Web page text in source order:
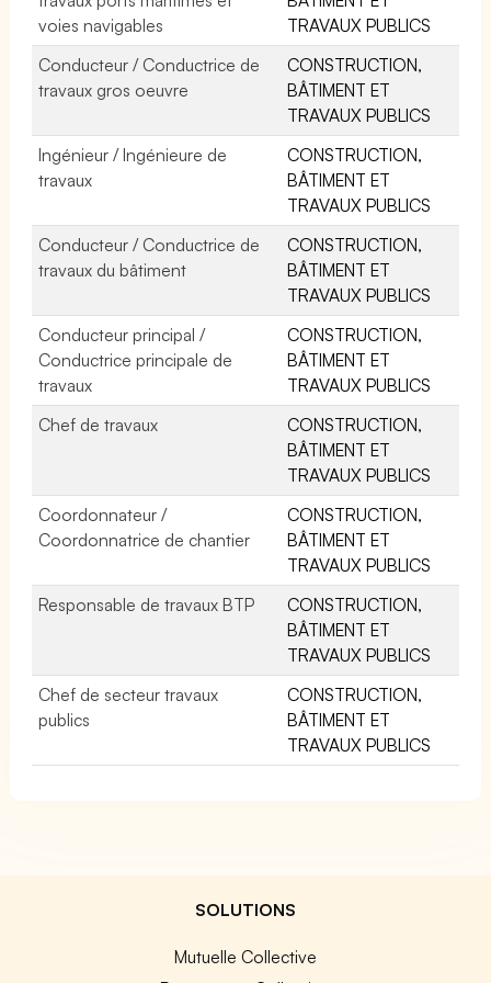
voies navigables
TRAVAUX PUBLICS
Conducteur / Conductrice de
travaux gros oeuvre
CONSTRUCTION,
BÂTIMENT ET
TRAVAUX PUBLICS
Ingénieur / Ingénieure de
travaux
CONSTRUCTION,
BÂTIMENT ET
TRAVAUX PUBLICS
Conducteur / Conductrice de
travaux du bâtiment
CONSTRUCTION,
BÂTIMENT ET
TRAVAUX PUBLICS
Conducteur principal /
Conductrice principale de
travaux
CONSTRUCTION,
BÂTIMENT ET
TRAVAUX PUBLICS
Chef de travaux
CONSTRUCTION,
BÂTIMENT ET
TRAVAUX PUBLICS
Coordonnateur /
Coordonnatrice de chantier
CONSTRUCTION,
BÂTIMENT ET
TRAVAUX PUBLICS
Responsable de travaux BTP
CONSTRUCTION,
BÂTIMENT ET
TRAVAUX PUBLICS
Chef de secteur travaux
publics
CONSTRUCTION,
BÂTIMENT ET
TRAVAUX PUBLICS
SOLUTIONS
Mutuelle Collective